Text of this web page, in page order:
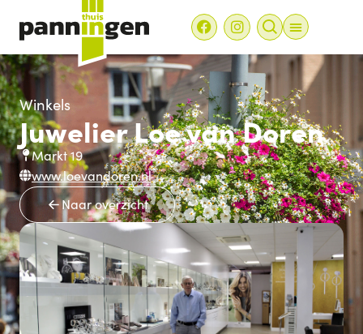
Winkels
Juwelier Loe van Doren
Markt 19
www.loevandoren.nl
Naar overzicht